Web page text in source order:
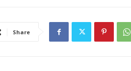
Share